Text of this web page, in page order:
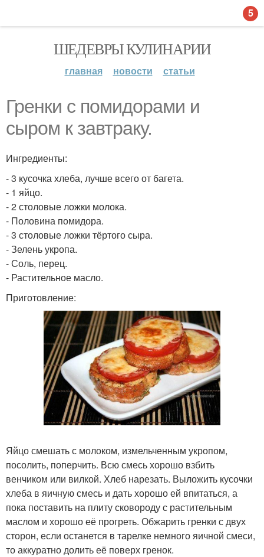
ШЕДЕВРЫ КУЛИНАРИИ
главная новости статьи
Гренки с помидорами и
сыром к завтраку.
Ингредиенты:
- 3 кусочка хлеба, лучше всего от багета.
- 1 яйцо.
- 2 столовые ложки молока.
- Половина помидора.
- 3 столовые ложки тёртого сыра.
- Зелень укропа.
- Соль, перец.
- Растительное масло.
Приготовление:
Яйцо смешать с молоком, измельченным укропом,
посолить, поперчить. Всю смесь хорошо взбить
венчиком или вилкой. Хлеб нарезать. Выложить кусочки
хлеба в яичную смесь и дать хорошо ей впитаться, а
пока поставить на плиту сковороду с растительным
маслом и хорошо её прогреть. Обжарить гренки с двух
сторон, если останется в тарелке немного яичной смеси,
то аккуратно долить её поверх гренок.
5